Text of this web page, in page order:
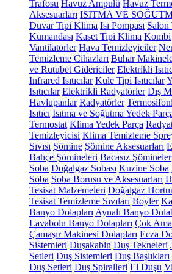
Trafosu Havuz Ampulü Havuz
Aksesuarları ISITMA VE
Duvar Tipi Klima Isı Pompası
Kumandası Kaset Tipi Klima Kombi
Vantilatörler Hava Temizleyiciler
Temizleme Cihazları Buhar
ve Rutubet Gidericiler Elektrikli
Infrared Isıtıcılar Kule Tipi Isıtıcılar
Isıtıcılar Elektrikli Radyatörler Dış
Havlupanlar Radyatörler
Isıtıcı Isıtma ve Soğutma Yedek
Termostat Klima Yedek Parça
Temizleyicisi Klima Temizleme
Sıvısı Şömine Şömine Aksesuarları
Bahçe Şömineleri Bacasız Şömineler
Soba Doğalgaz Sobası Kuzine Soba
Soba Soba Borusu ve Aksesuarları
Tesisat Malzemeleri Doğalgaz
Tesisat Temizleme Sıvıları Boyler
Banyo Dolapları Aynalı Banyo
Lavabolu Banyo Dolapları Çok
Çamaşır Makinesi Dolapları Ecza
Sistemleri Duşakabin Duş Tekneleri
Setleri Duş Sistemleri Duş Başlıkları
Duş Setleri Duş Spiralleri El Duşu